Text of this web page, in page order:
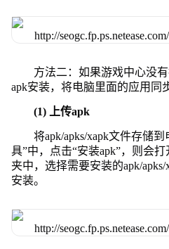
方法二：如果游戏中心没
apk安装，将电脑里面的应用同
(1) 上传apk
将apk/apks/xapk文件存储
具”中，点击“安装apk”，则会
夹中，选择需要安装的apk/
安装。